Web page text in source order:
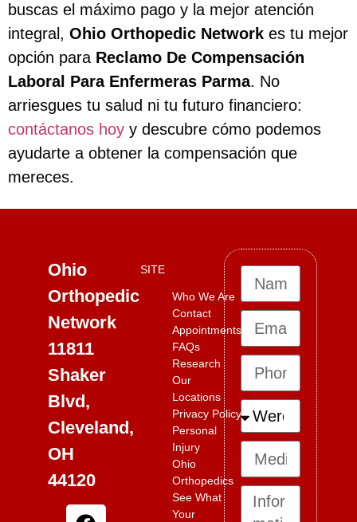
buscas el máximo pago y la mejor atención
integral, Ohio Orthopedic Network es tu mejor
opción para Reclamo De Compensación
Laboral Para Enfermeras Parma. No
arriesgues tu salud ni tu futuro financiero:
contáctanos hoy y descubre cómo podemos
ayudarte a obtener la compensación que
mereces.
Ohio
Orthopedic
Network
11811
Shaker
Blvd,
Cleveland,
OH
44120
SITE
Who We Are
Contact
Appointments
FAQs
Research
Our
Locations
Privacy Policy
Personal
Injury
Ohio
Orthopedics
See What
Your